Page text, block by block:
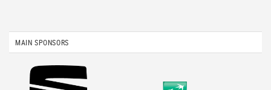
MAIN SPONSORS